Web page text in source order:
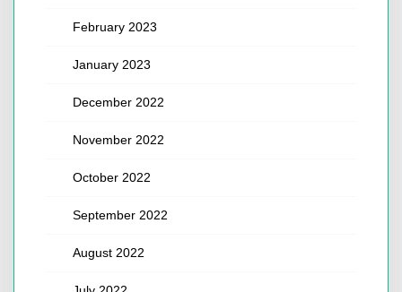
February 2023
January 2023
December 2022
November 2022
October 2022
September 2022
August 2022